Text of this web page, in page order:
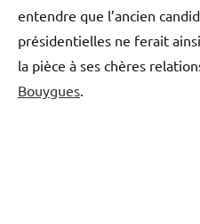
entendre que l’ancien
présidentielles ne ferait
la pièce à ses chères
Bouygues